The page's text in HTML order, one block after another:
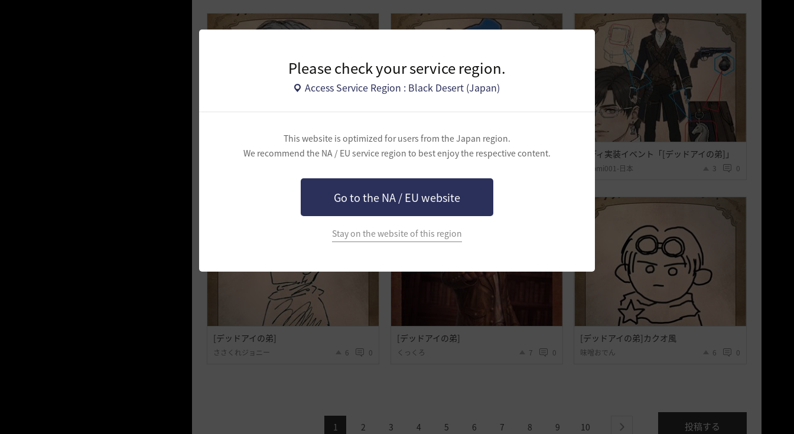
Please check your service region.
Access Service Region : Black Desert (Japan)
This website is optimized for users from the Japan region.
We recommend the NA / EU service region to best enjoy the respective content.
Go to the NA / EU website
Stay on the website of this region
[デッドアイの弟] [デッドアイの弟] エディ実装イベント「[デッドアイの弟]」
koyomi001-日本 3 0
[デッドアイの弟]
ささくれジョニー 6 0
[デッドアイの弟]
くっくろ 7 0
[デッドアイの弟]カクオ風
味噌おでん 6 0
1 2 3 4 5 6 7 8 9 10 next 投稿する